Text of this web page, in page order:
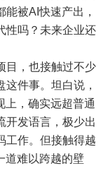
被AI快速产出，
性吗？未来企业还
目，也接触过不少
件事。坦白说，
上，确实远超普通
开发语言，极少出
工作。但接触得越
道难以跨越的壁